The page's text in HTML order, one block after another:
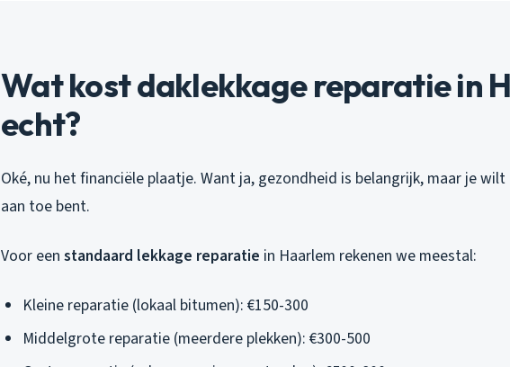
Wat kost daklekkage reparatie in
echt?
Oké, nu het financiële plaatje. Want ja, gezondheid is belangrijk, maar je
aan toe bent.
Voor een standaard lekkage reparatie in Haarlem rekenen we meestal:
Kleine reparatie (lokaal bitumen): €150-300
Middelgrote reparatie (meerdere plekken): €300-500